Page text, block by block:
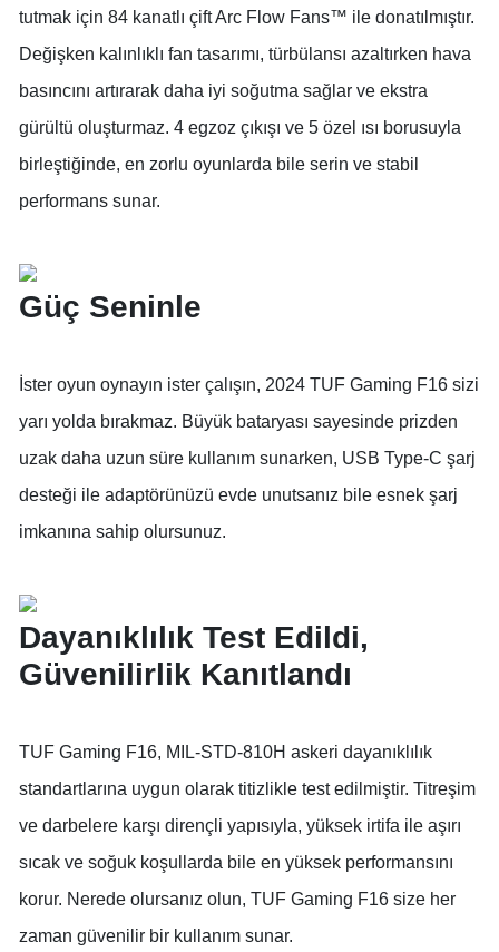
tutmak için 84 kanatlı çift Arc Flow Fans™ ile donatılmıştır.
Değişken kalınlıklı fan tasarımı, türbülansı azaltırken hava
basıncını artırarak daha iyi soğutma sağlar ve ekstra
gürültü oluşturmaz. 4 egzoz çıkışı ve 5 özel ısı borusuyla
birleştiğinde, en zorlu oyunlarda bile serin ve stabil
performans sunar.
Güç Seninle
İster oyun oynayın ister çalışın, 2024 TUF Gaming F16 sizi
yarı yolda bırakmaz. Büyük bataryası sayesinde prizden
uzak daha uzun süre kullanım sunarken, USB Type-C şarj
desteği ile adaptörünüzü evde unutsanız bile esnek şarj
imkanına sahip olursunuz.
Dayanıklılık Test Edildi,
Güvenilirlik Kanıtlandı
TUF Gaming F16, MIL-STD-810H askeri dayanıklılık
standartlarına uygun olarak titizlikle test edilmiştir. Titreşim
ve darbelere karşı dirençli yapısıyla, yüksek irtifa ile aşırı
sıcak ve soğuk koşullarda bile en yüksek performansını
korur. Nerede olursanız olun, TUF Gaming F16 size her
zaman güvenilir bir kullanım sunar.